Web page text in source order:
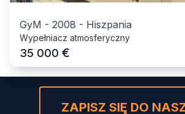
GyM - 2008 - Hiszpania
Wypełniacz atmosferyczny
35 000 €
ZAPISZ SIĘ DO